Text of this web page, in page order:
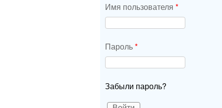
Имя пользователя *
Пароль*
Забыли пароль?